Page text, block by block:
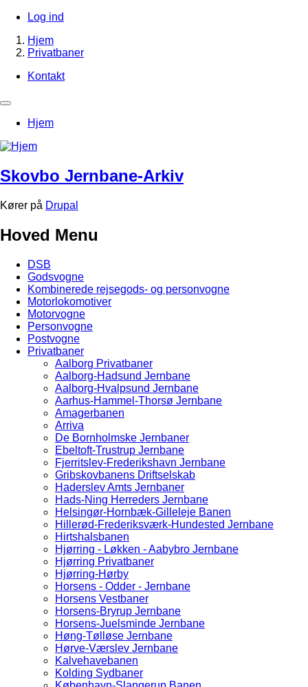
hovedindhold
Brugerkontomenu
Log ind
Brødkrumme
Hjem
Privatbaner
Kontakt
Primær
navigation
Hjem
Skovbo Jernbane-Arkiv
Kører på Drupal
Hoved Menu
DSB
Godsvogne
Kombinerede rejsegods- og personvogne
Motorlokomotiver
Motorvogne
Personvogne
Postvogne
Privatbaner
Aalborg Privatbaner
Aalborg-Hadsund Jernbane
Aalborg-Hvalpsund Jernbane
Aarhus-Hammel-Thorsø Jernbane
Amagerbanen
Arriva
De Bornholmske Jernbaner
Ebeltoft-Trustrup Jernbane
Fjerritslev-Frederikshavn Jernbane
Gribskovbanens Driftselskab
Haderslev Amts Jernbaner
Hads-Ning Herreders Jernbane
Helsingør-Hornbæk-Gilleleje Banen
Hillerød-Frederiksværk-Hundested Jernbane
Hirtshalsbanen
Hjørring - Løkken - Aabybro Jernbane
Hjørring Privatbaner
Hjørring-Hørby
Horsens - Odder - Jernbane
Horsens Vestbaner
Horsens-Bryrup Jernbane
Horsens-Juelsminde Jernbane
Høng-Tølløse Jernbane
Hørve-Værslev Jernbane
Kalvehavebanen
Kolding Sydbaner